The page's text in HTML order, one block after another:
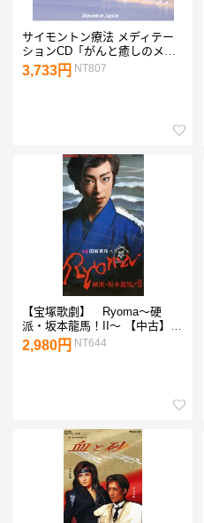
サイモントン療法 メディテー
ションCD「がんと癒しのメデ
ィテーション」【ゆうパケット
送料無料】
3,733円 NT807
【宝塚歌劇】 Ryoma〜硬
派・坂本龍馬！II〜 【中古】
【ビデオ】
2,980円 NT644